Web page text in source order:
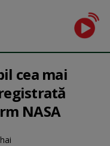
cea mai
NASA